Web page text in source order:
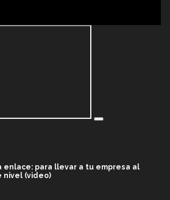
enlace: para llevar a tu empresa al
nivel (video)